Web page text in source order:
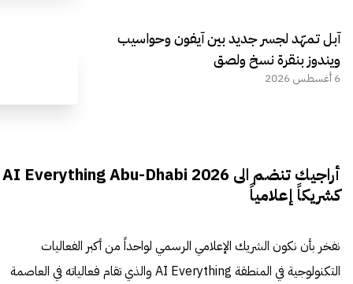
آبل تمهّد لجسر جديد بين آيفون وحواسيب
ويندوز بنقرة نسخ ولصق
6 أغسطس 2026
أراجيك تنضم الى AI Everything Abu-Dhabi 2026
كشريكاً إعلامياً
نفخر بأن نكون الشريك الإعلامي الرسمي لواحداً من أكبر الفعاليات
التكنولوجية في المنطقة AI Everything والذي تقام فعالياته في العاصمة